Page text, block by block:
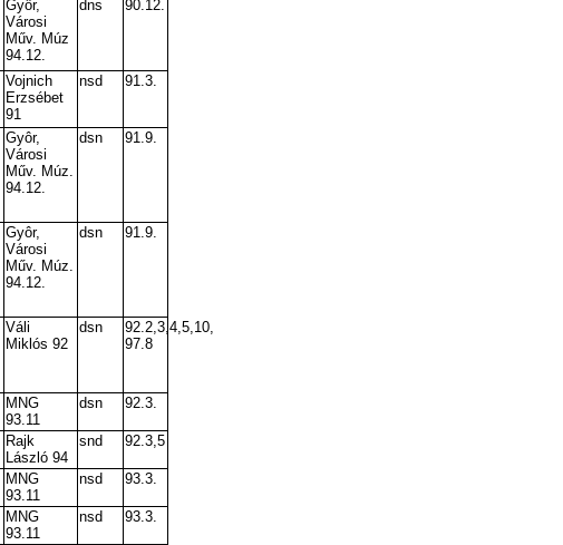
Gyôr,
Városi
Műv. Múz
94.12.
dns 90.12.
Vojnich
Erzsébet
91
nsd 91.3.
Gyôr,
Városi
Műv. Múz.
94.12.
dsn 91.9.
Gyôr,
Városi
Műv. Múz.
94.12.
dsn 91.9.
Váli
Miklós 92
dsn
92.2,3,4,5,10,
97.8
MNG
93.11
dsn 92.3.
Rajk
László 94
snd 92.3,5
MNG
93.11
nsd 93.3.
MNG
93.11
nsd 93.3.